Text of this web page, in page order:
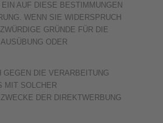
AUF DIESE BESTIMMUNGEN
WENN SIE WIDERSPRUCH
GRÜNDE FÜR DIE
ODER
DIE VERARBEITUNG
MIT SOLCHER
DER DIREKTWERBUNG